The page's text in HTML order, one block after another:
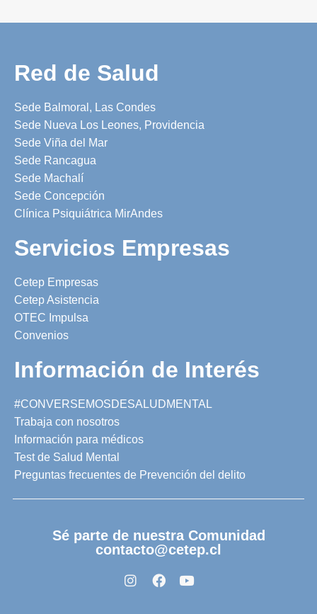
Red de Salud
Sede Balmoral, Las Condes
Sede Nueva Los Leones, Providencia
Sede Viña del Mar
Sede Rancagua
Sede Machalí
Sede Concepción
Clínica Psiquiátrica MirAndes
Servicios Empresas
Cetep Empresas
Cetep Asistencia
OTEC Impulsa
Convenios
Información de Interés
#CONVERSEMOSDESALUDMENTAL
Trabaja con nosotros
Información para médicos
Test de Salud Mental
Preguntas frecuentes de Prevención del delito
Sé parte de nuestra Comunidad
contacto@cetep.cl